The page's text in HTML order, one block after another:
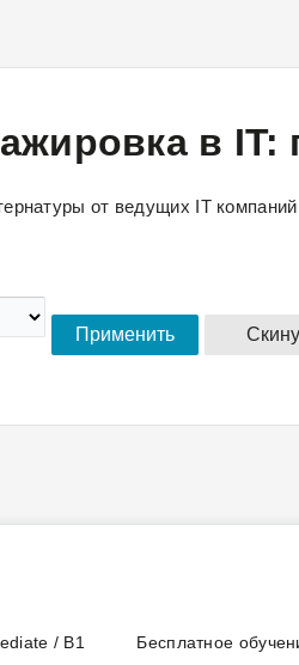
содержанию
в IT:
от ведущих IT
/ B1 Бесплатное